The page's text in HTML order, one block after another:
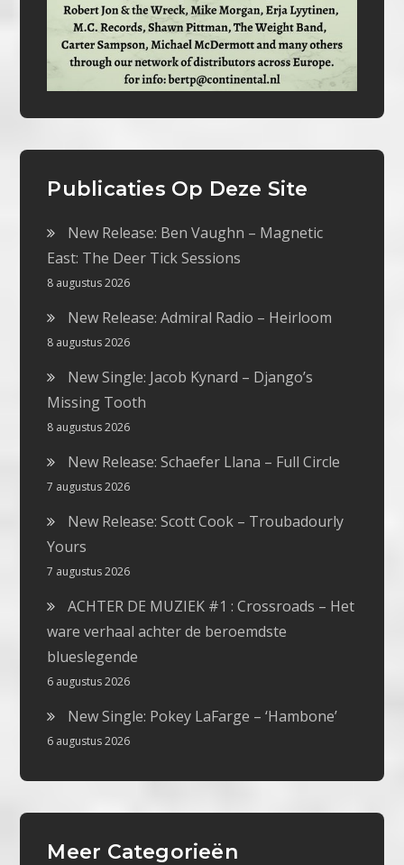
Publicaties Op Deze Site
New Release: Ben Vaughn – Magnetic
East: The Deer Tick Sessions
8 augustus 2026
New Release: Admiral Radio – Heirloom
8 augustus 2026
New Single: Jacob Kynard – Django’s
Missing Tooth
8 augustus 2026
New Release: Schaefer Llana – Full Circle
7 augustus 2026
New Release: Scott Cook – Troubadourly
Yours
7 augustus 2026
ACHTER DE MUZIEK #1 : Crossroads – Het
ware verhaal achter de beroemdste
blueslegende
6 augustus 2026
New Single: Pokey LaFarge – ‘Hambone’
6 augustus 2026
Meer Categorieën